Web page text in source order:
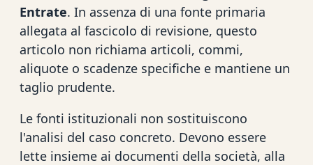
Entrate. In assenza di una fonte primaria
allegata al fascicolo di revisione, questo
articolo non richiama articoli, commi,
aliquote o scadenze specifiche e mantiene un
taglio prudente.
Le fonti istituzionali non sostituiscono
l'analisi del caso concreto. Devono essere
lette insieme ai documenti della società, alla